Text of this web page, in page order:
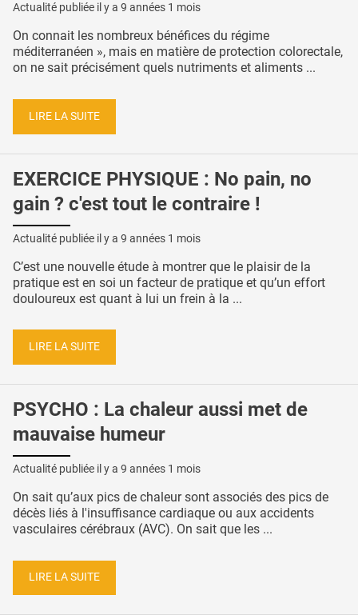
Actualité publiée il y a 9 années 1 mois
On connait les nombreux bénéfices du régime
méditerranéen », mais en matière de protection colorectale,
on ne sait précisément quels nutriments et aliments ...
LIRE LA SUITE
EXERCICE PHYSIQUE : No pain, no
gain ? c'est tout le contraire !
Actualité publiée il y a 9 années 1 mois
C’est une nouvelle étude à montrer que le plaisir de la
pratique est en soi un facteur de pratique et qu’un effort
douloureux est quant à lui un frein à la ...
LIRE LA SUITE
PSYCHO : La chaleur aussi met de
mauvaise humeur
Actualité publiée il y a 9 années 1 mois
On sait qu’aux pics de chaleur sont associés des pics de
décès liés à l'insuffisance cardiaque ou aux accidents
vasculaires cérébraux (AVC). On sait que les ...
LIRE LA SUITE